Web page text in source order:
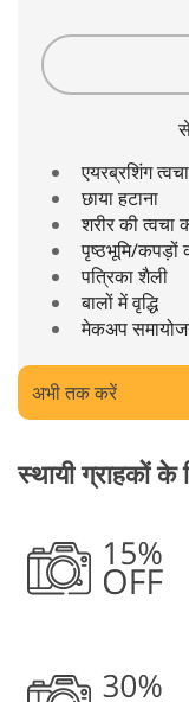
एयरब्रशिंग त्वचा
छाया हटाना
शरीर की त्वचा
पृष्ठभूमि/कपड़ों
पत्रिका शैली
बालों में वृद्धि
मेकअप
अभी तक करें
स्थायी ग्राहकों के